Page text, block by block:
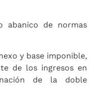
abanico de normas
y base imponible,
de los ingresos en
de la doble